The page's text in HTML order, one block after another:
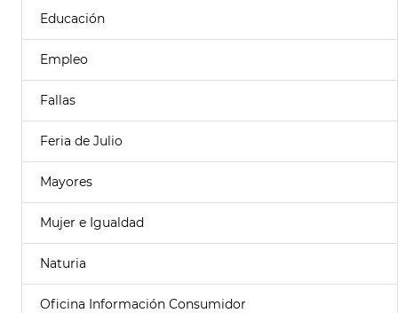
Educación
Empleo
Fallas
Feria de Julio
Mayores
Mujer e Igualdad
Naturia
Oficina Información Consumidor